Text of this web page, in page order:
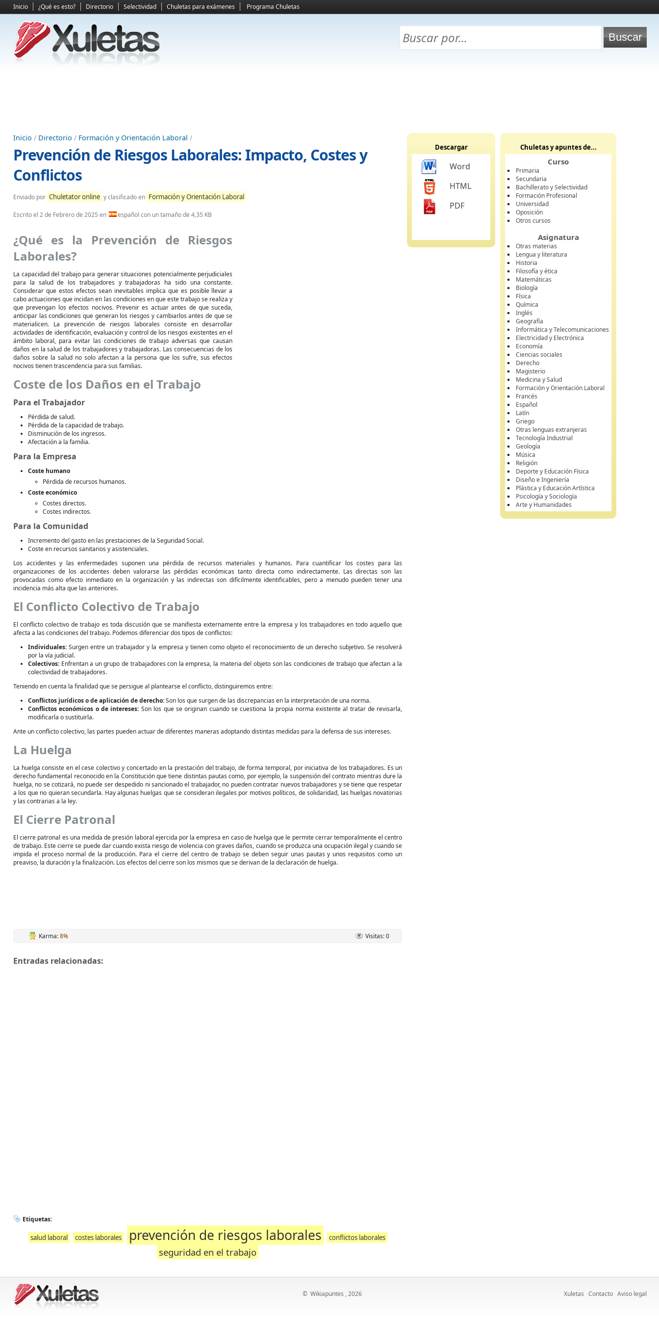
Inicio ¿Qué es esto? Directorio Selectividad Chuletas para exámenes Programa Chuletas
Inicio / Directorio / Formación y Orientación Laboral /
Prevención de Riesgos Laborales: Impacto, Costes y
Conflictos
Enviado por Chuletator online y clasificado en Formación y Orientación Laboral
Escrito el 2 de Febrero de 2025 en español con un tamaño de 4,35 KB
¿Qué es la Prevención de Riesgos
Laborales?
La capacidad del trabajo para generar situaciones potencialmente perjudiciales
para la salud de los trabajadores y trabajadoras ha sido una constante.
Considerar que estos efectos sean inevitables implica que es posible llevar a
cabo actuaciones que incidan en las condiciones en que este trabajo se realiza y
que prevengan los efectos nocivos. Prevenir es actuar antes de que suceda,
anticipar las condiciones que generan los riesgos y cambiarlos antes de que se
materialicen. La prevención de riesgos laborales consiste en desarrollar
actividades de identificación, evaluación y control de los riesgos existentes en el
ámbito laboral, para evitar las condiciones de trabajo adversas que causan
daños en la salud de los trabajadores y trabajadoras. Las consecuencias de los
daños sobre la salud no solo afectan a la persona que los sufre, sus efectos
nocivos tienen trascendencia para sus familias.
Coste de los Daños en el Trabajo
Para el Trabajador
Pérdida de salud.
Pérdida de la capacidad de trabajo.
Disminución de los ingresos.
Afectación a la familia.
Para la Empresa
Coste humano
Pérdida de recursos humanos.
Coste económico
Costes directos.
Costes indirectos.
Para la Comunidad
Incremento del gasto en las prestaciones de la Seguridad Social.
Coste en recursos sanitarios y asistenciales.
Los accidentes y las enfermedades suponen una pérdida de recursos materiales y humanos. Para cuantificar los costes para las
organizaciones de los accidentes deben valorarse las pérdidas económicas tanto directa como indirectamente. Las directas son las
provocadas como efecto inmediato en la organización y las indirectas son difícilmente identificables, pero a menudo pueden tener una
incidencia más alta que las anteriores.
El Conflicto Colectivo de Trabajo
El conflicto colectivo de trabajo es toda discusión que se manifiesta externamente entre la empresa y los trabajadores en todo aquello que
afecta a las condiciones del trabajo. Podemos diferenciar dos tipos de conflictos:
Individuales: Surgen entre un trabajador y la empresa y tienen como objeto el reconocimiento de un derecho subjetivo. Se resolverá
por la vía judicial.
Colectivos: Enfrentan a un grupo de trabajadores con la empresa, la materia del objeto son las condiciones de trabajo que afectan a la
colectividad de trabajadores.
Teniendo en cuenta la finalidad que se persigue al plantearse el conflicto, distinguiremos entre:
Conflictos jurídicos o de aplicación de derecho:Son los que surgen de las discrepancias en la interpretación de una norma.
Conflictos económicos o de intereses: Son los que se originan cuando se cuestiona la propia norma existente al tratar de revisarla,
modificarla o sustituirla.
Ante un conflicto colectivo, las partes pueden actuar de diferentes maneras adoptando distintas medidas para la defensa de sus intereses.
La Huelga
La huelga consiste en el cese colectivo y concertado en la prestación del trabajo, de forma temporal, por iniciativa de los trabajadores. Es un
derecho fundamental reconocido en la Constitución que tiene distintas pautas como, por ejemplo, la suspensión del contrato mientras dure la
huelga, no se cotizará, no puede ser despedido ni sancionado el trabajador, no pueden contratar nuevos trabajadores y se tiene que respetar
a los que no quieran secundarla. Hay algunas huelgas que se consideran ilegales por motivos políticos, de solidaridad, las huelgas novatorias
y las contrarias a la ley.
El Cierre Patronal
El cierre patronal es una medida de presión laboral ejercida por la empresa en caso de huelga que le permite cerrar temporalmente el centro
de trabajo. Este cierre se puede dar cuando exista riesgo de violencia con graves daños, cuando se produzca una ocupación ilegal y cuando se
impida el proceso normal de la producción. Para el cierre del centro de trabajo se deben seguir unas pautas y unos requisitos como un
preaviso, la duración y la finalización. Los efectos del cierre son los mismos que se derivan de la declaración de huelga.
Karma:8% Visitas: 0
Entradas relacionadas:
Etiquetas:
salud laboral costes laborales prevención de riesgos laborales conflictos laborales
seguridad en el trabajo
Descargar
Word
HTML
PDF
Chuletas y apuntes de...
Curso
Primaria
Secundaria
Bachillerato y Selectividad
Formación Profesional
Universidad
Oposición
Otros cursos
Asignatura
Otras materias
Lengua y literatura
Historia
Filosofía y ética
Matemáticas
Biología
Física
Química
Inglés
Geografía
Informática y Telecomunicaciones
Electricidad y Electrónica
Economía
Ciencias sociales
Derecho
Magisterio
Medicina y Salud
Formación y Orientación Laboral
Francés
Español
Latín
Griego
Otras lenguas extranjeras
Tecnología Industrial
Geología
Música
Religión
Deporte y Educación Física
Diseño e Ingeniería
Plástica y Educación Artística
Psicología y Sociología
Arte y Humanidades
Xuletas Contacto Aviso legal
© Wikiapuntes , 2026